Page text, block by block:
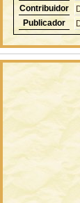
Contribuidor
Publicador